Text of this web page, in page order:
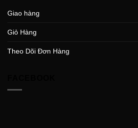
Giao hàng
Giỏ Hàng
Theo Dõi Đơn Hàng